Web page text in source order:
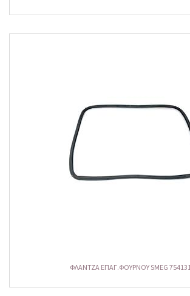
ΦΛΑΝΤΖΑ ΕΠΑΓ.ΦΟΥΡΝΟΥ SMEG